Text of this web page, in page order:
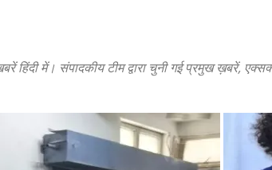
हिंदी में। संपादकीय टीम द्वारा चुनी गई प्रमुख ख़बरें,